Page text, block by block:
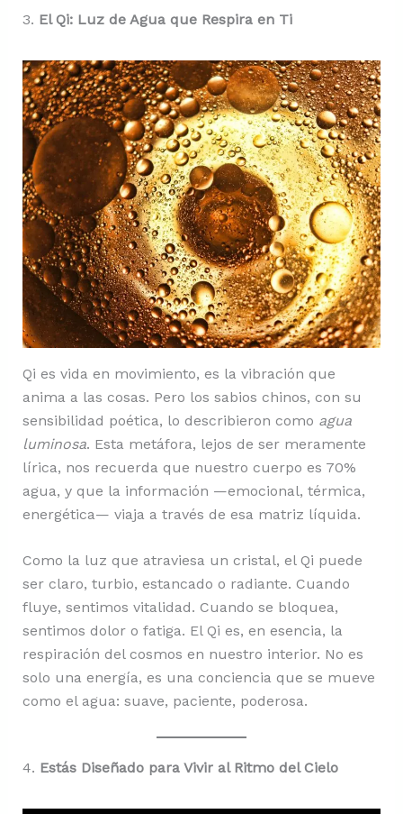
3. El Qi: Luz de Agua que Respira en Ti
Qi es vida en movimiento, es la vibración que
anima a las cosas. Pero los sabios chinos, con su
sensibilidad poética, lo describieron como agua
luminosa. Esta metáfora, lejos de ser meramente
lírica, nos recuerda que nuestro cuerpo es 70%
agua, y que la información —emocional, térmica,
energética— viaja a través de esa matriz líquida.
Como la luz que atraviesa un cristal, el Qi puede
ser claro, turbio, estancado o radiante. Cuando
fluye, sentimos vitalidad. Cuando se bloquea,
sentimos dolor o fatiga. El Qi es, en esencia, la
respiración del cosmos en nuestro interior. No es
solo una energía, es una conciencia que se mueve
como el agua: suave, paciente, poderosa.
4. Estás Diseñado para Vivir al Ritmo del Cielo